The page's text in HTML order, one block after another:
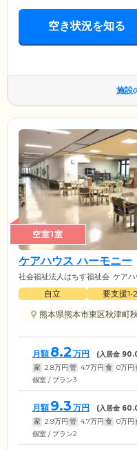
空き状況を知る
施設
空室1室
ケアハウス ハーモニー
社会福祉法人はちす福祉会 ケアハ
自立 要支援1•2
熊本県熊本市東区秋津町
月額 8.2 万円 (入居金
家 2.8万円 管 4.7万円 食 0万円
個室 / プラン3
月額 9.3 万円 (入居金
家 2.9万円 管 4.7万円 食 0万円
個室 / プラン2